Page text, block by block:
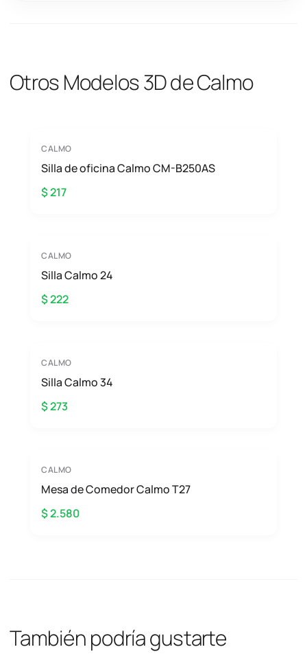
Otros Modelos 3D de Calmo
CALMO
Silla de oficina Calmo CM-B250AS
$ 217
CALMO
Silla Calmo 24
$ 222
CALMO
Silla Calmo 34
$ 273
CALMO
Mesa de Comedor Calmo T27
$ 2.580
También podría gustarte